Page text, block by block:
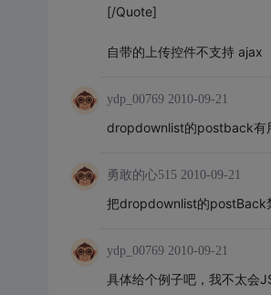
[/Quote]
自带的上传控件不支持 ajax
ydp_00769 2010-09-21
dropdownlist的postback有
勇敢的心515 2010-09-21
把dropdownlist的postBack
ydp_00769 2010-09-21
具体给个例子吧，我不太会